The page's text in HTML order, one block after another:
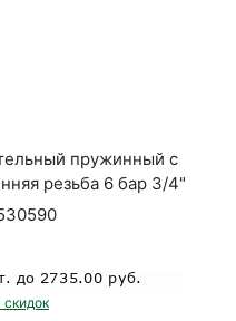
пружинный с
резьба 6 бар 3/4"